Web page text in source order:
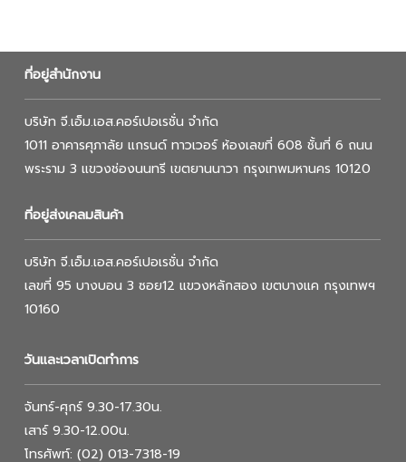
ที่อยู่สำนักงาน
บริษัท จี.เอ็ม.เอส.คอร์เปอเรชั่น จำกัด
1011 อาคารศุภาลัย แกรนด์ ทาวเวอร์ ห้องเลขที่ 608 ชั้นที่ 6 ถนน
พระราม 3 แขวงช่องนนทรี เขตยานนาวา กรุงเทพมหานคร 10120
ที่อยู่ส่งเคลมสินค้า
บริษัท จี.เอ็ม.เอส.คอร์เปอเรชั่น จำกัด
เลขที่ 95 บางบอน 3 ซอย12 แขวงหลักสอง เขตบางแค กรุงเทพฯ
10160
วันและเวลาเปิดทำการ
จันทร์-ศุกร์ 9.30-17.30น.
เสาร์ 9.30-12.00น.
โทรศัพท์: (02) 013-7318-19